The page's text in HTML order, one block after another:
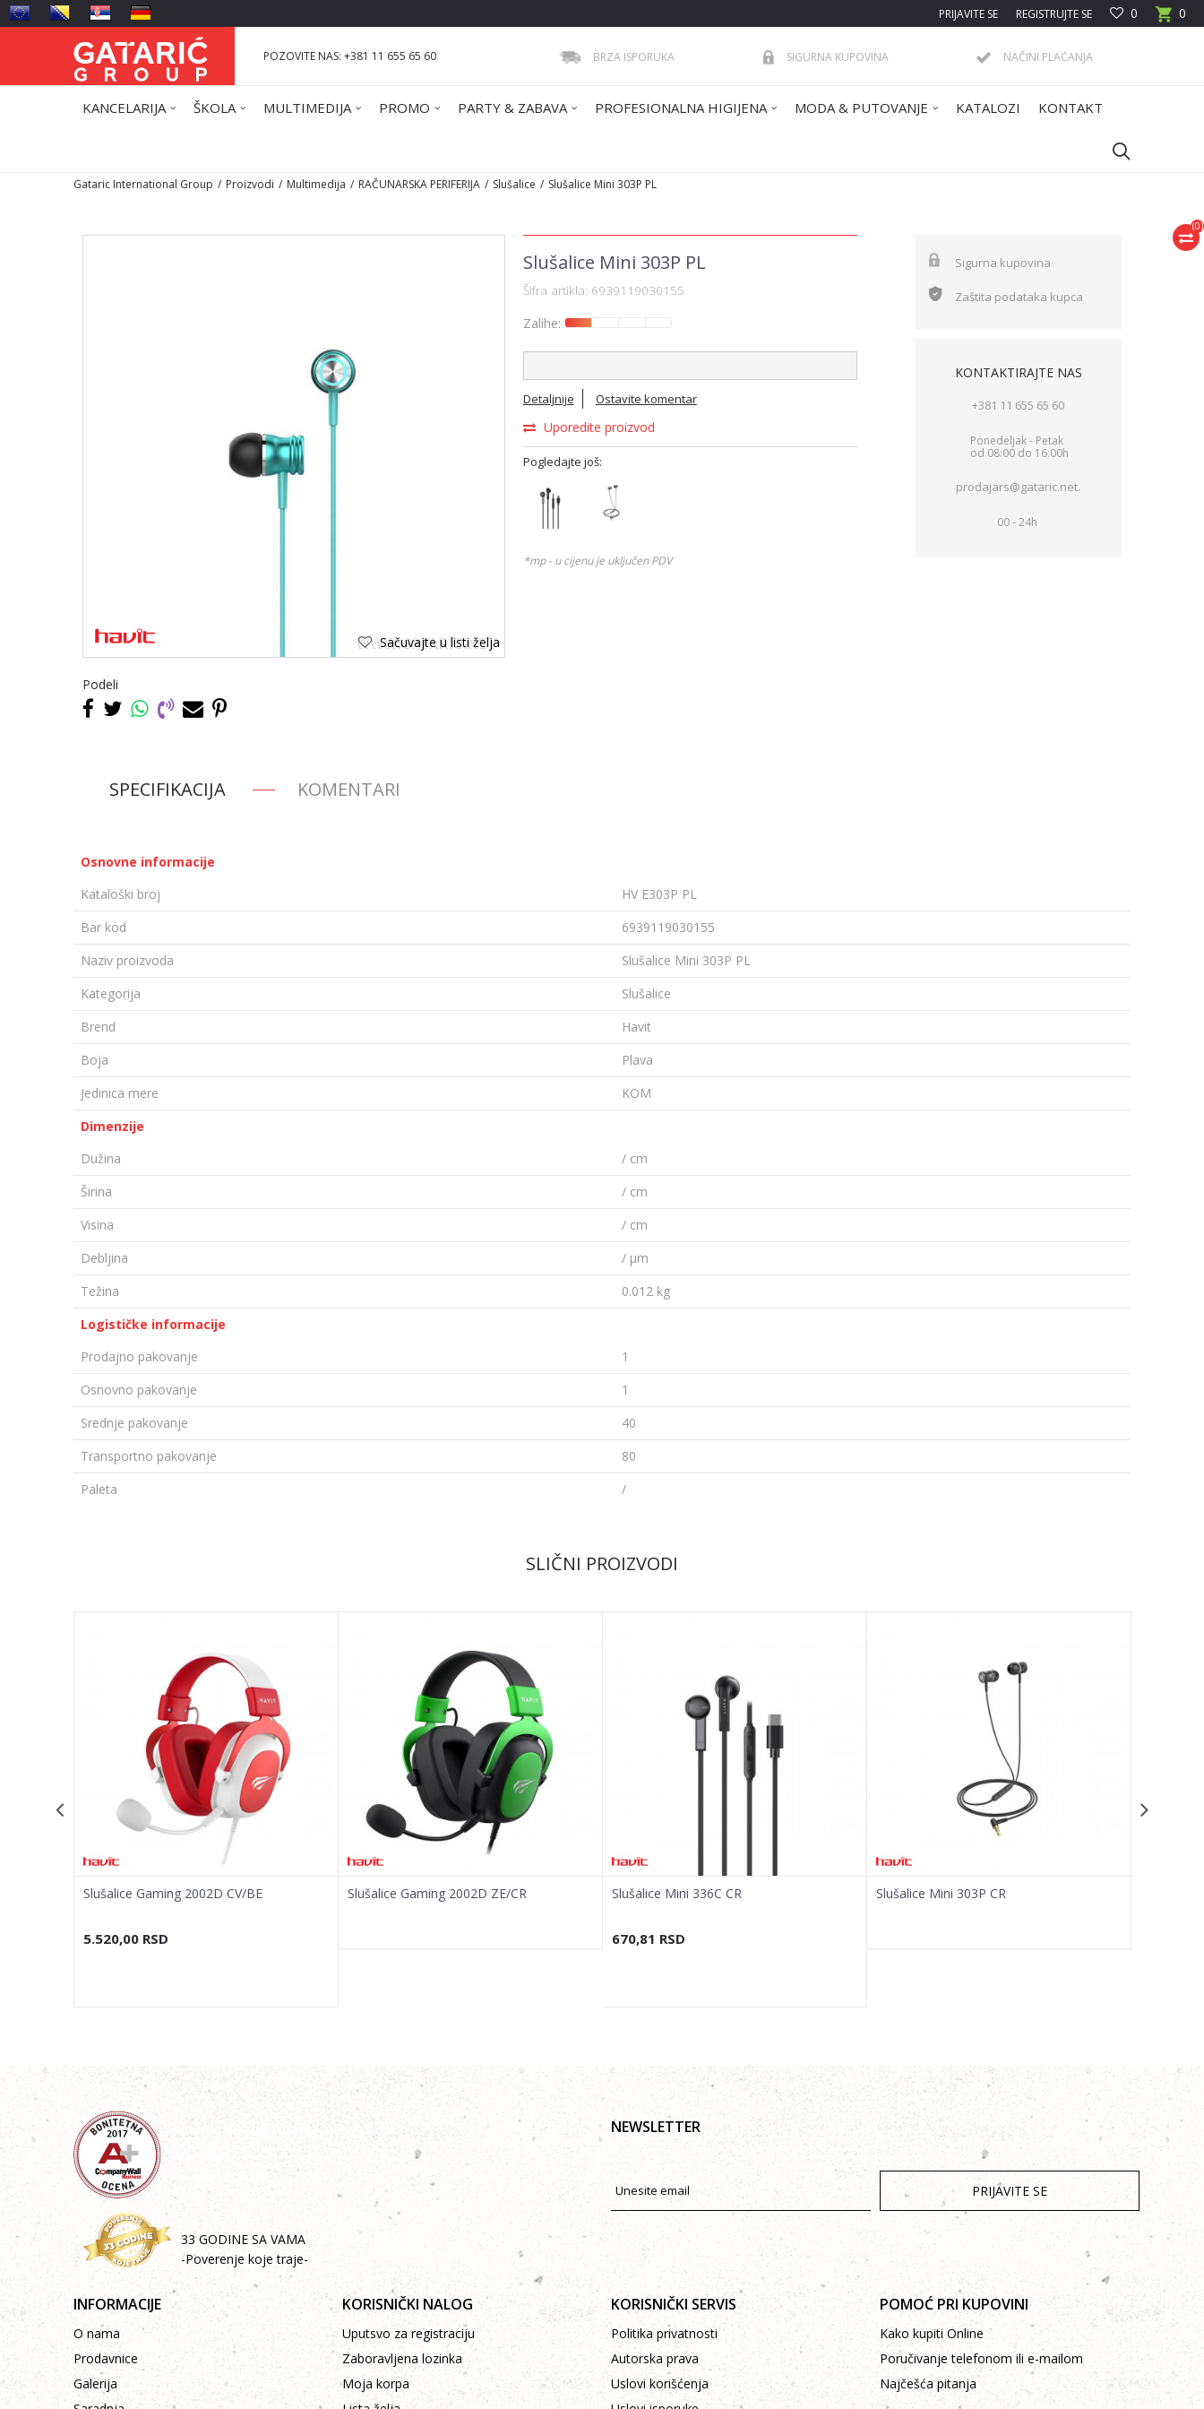
0
0
PRIJAVITE SE REGISTRUJTE SE
POZOVITE NAS: +381 11 655 65 60 BRZA ISPORUKA SIGURNA KUPOVINA NAČINI PLAĆANJA
KANCELARIJA ŠKOLA MULTIMEDIJA PROMO PARTY & ZABAVA PROFESIONALNA HIGIJENA MODA & PUTOVANJE KATALOZI KONTAKT
(0)
Gataric International Group Proizvodi Multimedija RAČUNARSKA PERIFERIJA Slušalice Slušalice Mini 303P PL
Sačuvajte u listi želja
Podeli
Slušalice Mini 303P PL
Šifra artikla: 6939119030155
Zalihe:
Detaljnije Ostavite komentar
Uporedite proizvod
Pogledajte još:
*mp - u cijenu je uključen PDV
Sigurna kupovina
Zaštita podataka kupca
KONTAKTIRAJTE NAS
+381 11 655 65 60
Ponedeljak - Petak
od 08:00 do 16:00h
prodajars@gataric.net.
00 - 24h
SPECIFIKACIJA KOMENTARI
Osnovne informacije
Kataloški broj
HV E303P PL
Bar kod
6939119030155
Naziv proizvoda
Slušalice Mini 303P PL
Kategorija
Slušalice
Brend
Havit
Boja
Plava
Jedinica mere
KOM
Dimenzije
Dužina
/ cm
Širina
/ cm
Visina
/ cm
Debljina
/ µm
Težina
0.012 kg
Logističke informacije
Prodajno pakovanje
1
Osnovno pakovanje
1
Srednje pakovanje
40
Transportno pakovanje
80
Paleta
/
SLIČNI PROIZVODI
Slušalice Gaming 2002D CV/BE
5.520,00 RSD
Slušalice Gaming 2002D ZE/CR Slušalice Mini 336C CR
670,81 RSD
Slušalice Mini 303P CR
33 GODINE SA VAMA
-Poverenje koje traje-
NEWSLETTER
PRIJAVITE SE
INFORMACIJE
O nama
Prodavnice
Galerija
KORISNIČKI NALOG
Uputsvo za registraciju
Zaboravljena lozinka
Moja korpa
KORISNIČKI SERVIS
Politika privatnosti
Autorska prava
Uslovi korišćenja
POMOĆ PRI KUPOVINI
Kako kupiti Online
Poručivanje telefonom ili e-mailom
Najčešća pitanja